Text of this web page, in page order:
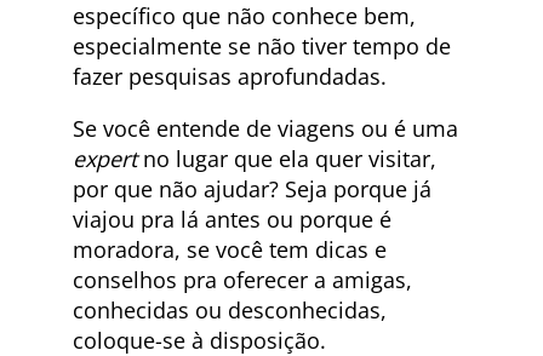
específico que não conhece bem,
especialmente se não tiver tempo de
fazer pesquisas aprofundadas.
Se você entende de viagens ou é uma
expertno lugar que ela quer visitar,
por que não ajudar? Seja porque já
viajou pra lá antes ou porque é
moradora, se você tem dicas e
conselhos pra oferecer a amigas,
conhecidas ou desconhecidas,
coloque-se à disposição.